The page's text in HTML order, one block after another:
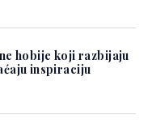
hobije koji razbijaju
inspiraciju